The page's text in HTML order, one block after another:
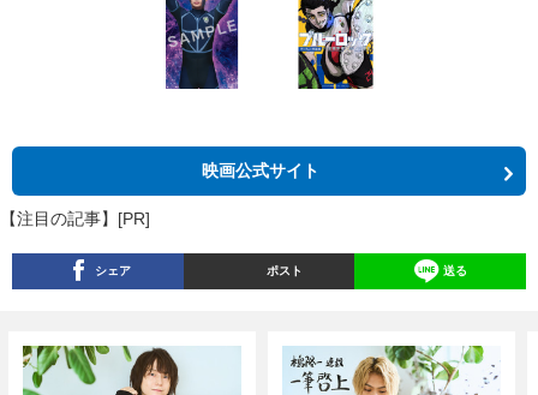
映画公式サイト
【注目の記事】[PR]
シェア ポスト 送る